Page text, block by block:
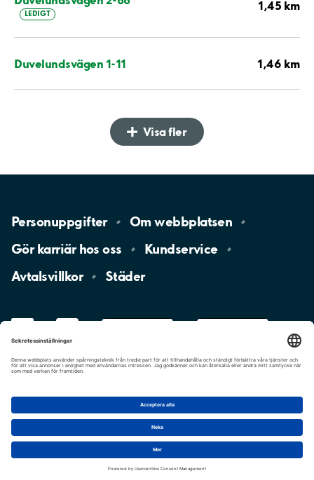
LEDIGT
1,45 km
Duvelundsvägen 1-11 1,46 km
Visa fler
Personuppgifter Omwebbplatsen
Gör karriär hososs
Kundservice
Avtalsvillkor
Städer
Cookie-inställningar